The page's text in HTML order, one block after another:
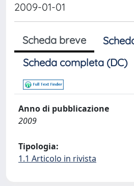
2009-01-01
Scheda breve
Scheda completa (DC)
Anno di pubblicazione
2009
Tipologia:
1.1 Articolo in rivista